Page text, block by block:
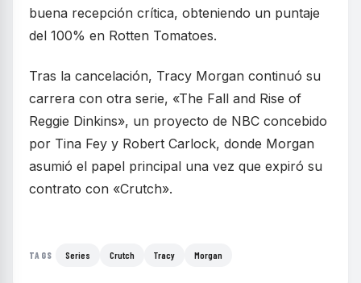
buena recepción crítica, obteniendo un puntaje
del 100% en Rotten Tomatoes.
Tras la cancelación, Tracy Morgan continuó su
carrera con otra serie, «The Fall and Rise of
Reggie Dinkins», un proyecto de NBC concebido
por Tina Fey y Robert Carlock, donde Morgan
asumió el papel principal una vez que expiró su
contrato con «Crutch».
TAGS Series Crutch Tracy Morgan